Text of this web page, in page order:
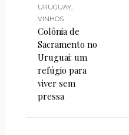
URUGUAY,
VINHOS
Colônia de
Sacramento no
Uruguai: um
refúgio para
viver sem
pressa